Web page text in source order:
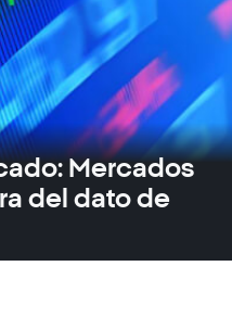
Mercados
del dato de